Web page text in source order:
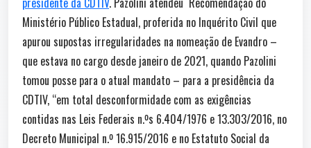
Ministério Público Estadual, proferida no Inquérito Civil que
apurou supostas irregularidades na nomeação de Evandro –
que estava no cargo desde janeiro de 2021, quando Pazolini
tomou posse para o atual mandato – para a presidência da
CDTIV, “em total desconformidade com as exigências
contidas nas Leis Federais n.ºs 6.404/1976 e 13.303/2016, no
Decreto Municipal n.º 16.915/2016 e no Estatuto Social da